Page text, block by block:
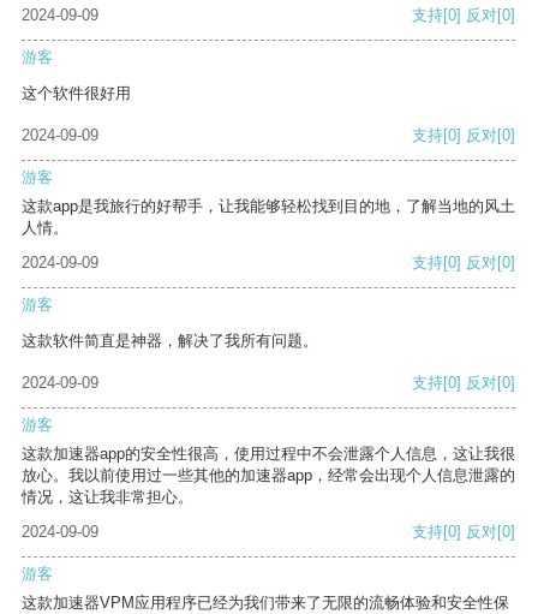
2024-09-09 支持[0] 反对[0]
游客
这个软件很好用
2024-09-09 支持[0] 反对[0]
游客
这款app是我旅行的好帮手，让我能够轻松找到目的地，了解当地的风土
人情。
2024-09-09
支持[0] 反对[0]
游客
这款软件简直是神器，解决了我所有问题。
2024-09-09 支持[0] 反对[0]
游客
这款加速器app的安全性很高，使用过程中不会泄露个人信息，这让我很
放心。我以前使用过一些其他的加速器app，经常会出现个人信息泄露的
情况，这让我非常担心。
2024-09-09
支持[0] 反对[0]
游客
这款加速器VPM应用程序已经为我们带来了无限的流畅体验和安全性保